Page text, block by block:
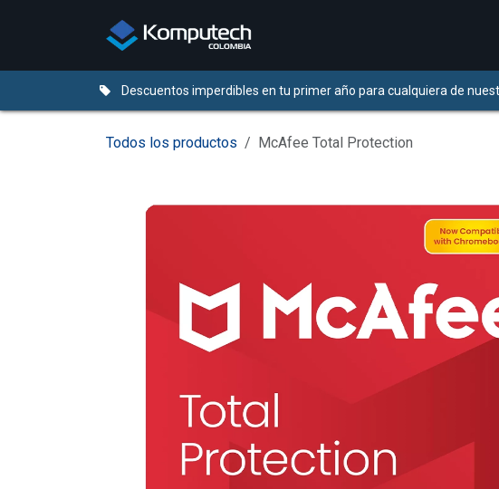
Descuentos imperdibles en tu primer año para cualquiera de
Todos los productos McAfee Total Protection